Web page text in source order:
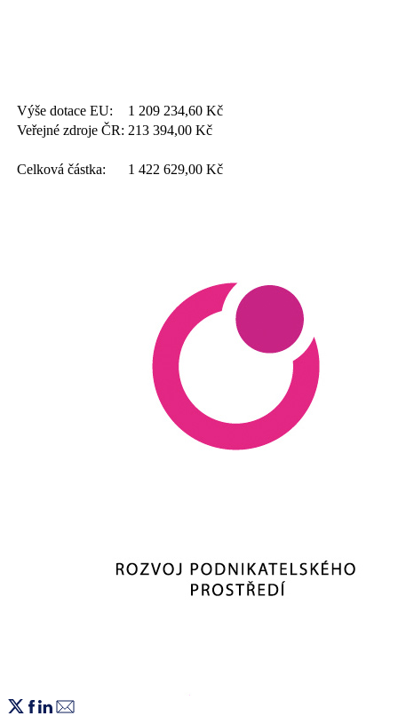
Výše dotace EU: 1 209 234,60 Kč
Veřejné zdroje ČR: 213 394,00 Kč
Celková částka: 1 422 629,00 Kč